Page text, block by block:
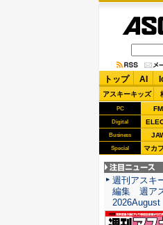
トップ AI
アスキーキッズ
PC
Digital
Business
Special マカ
注目ニュース
週刊アスキ
編集 週ア
2026August